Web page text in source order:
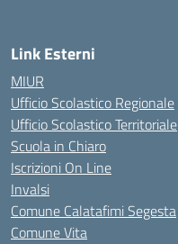
Link Esterni
MIUR
Ufficio Scolastico Regionale
Ufficio Scolastico Territoriale
Scuola in Chiaro
Iscrizioni On Line
Invalsi
Comune Calatafimi Segesta
Comune Vita